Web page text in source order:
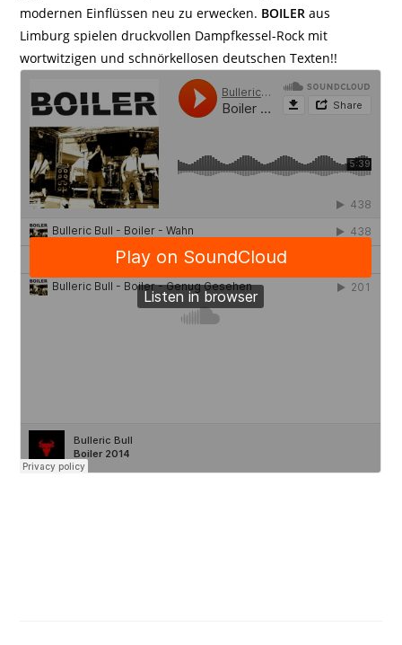
modernen Einflüssen neu zu erwecken. BOILER aus
Limburg spielen druckvollen Dampfkessel-Rock mit
wortwitzigen und schnörkellosen deutschen Texten!!